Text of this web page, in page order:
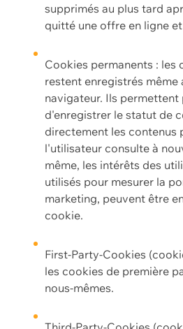
supprimés au plus tard
quitté une offre en ligne
Cookies permanents : les
restent enregistrés même
navigateur. Ils permettent
d'enregistrer le statut de
directement les contenus
l'utilisateur consulte à
même, les intérêts des
utilisés pour mesurer la
marketing, peuvent être
cookie.
First-Party-Cookies
les cookies de première
nous-mêmes.